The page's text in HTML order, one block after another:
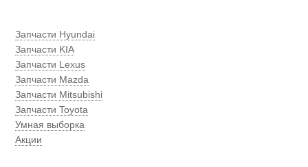
Запчасти Hyundai
Запчасти KIA
Запчасти Lexus
Запчасти Mazda
Запчасти Mitsubishi
Запчасти Toyota
Умная выборка
Акции